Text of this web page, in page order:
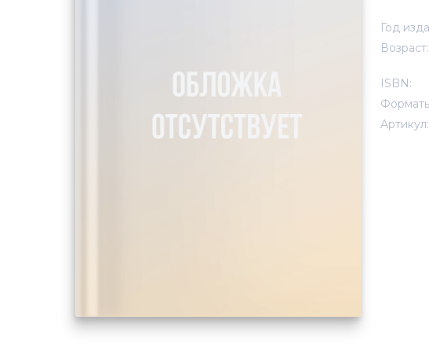
Год
Возраст:
ISBN:
Артикул: